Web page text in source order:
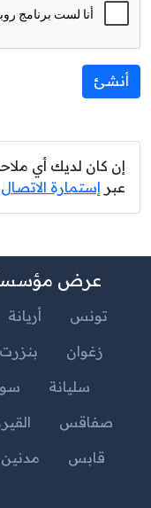
أنشئ
إن كان لديك أي
عبر إستمارة الاتصال
عرض
تونس أريانة
زغوان
بنزرت
سليانة
صفاقس
قابس
مدنين